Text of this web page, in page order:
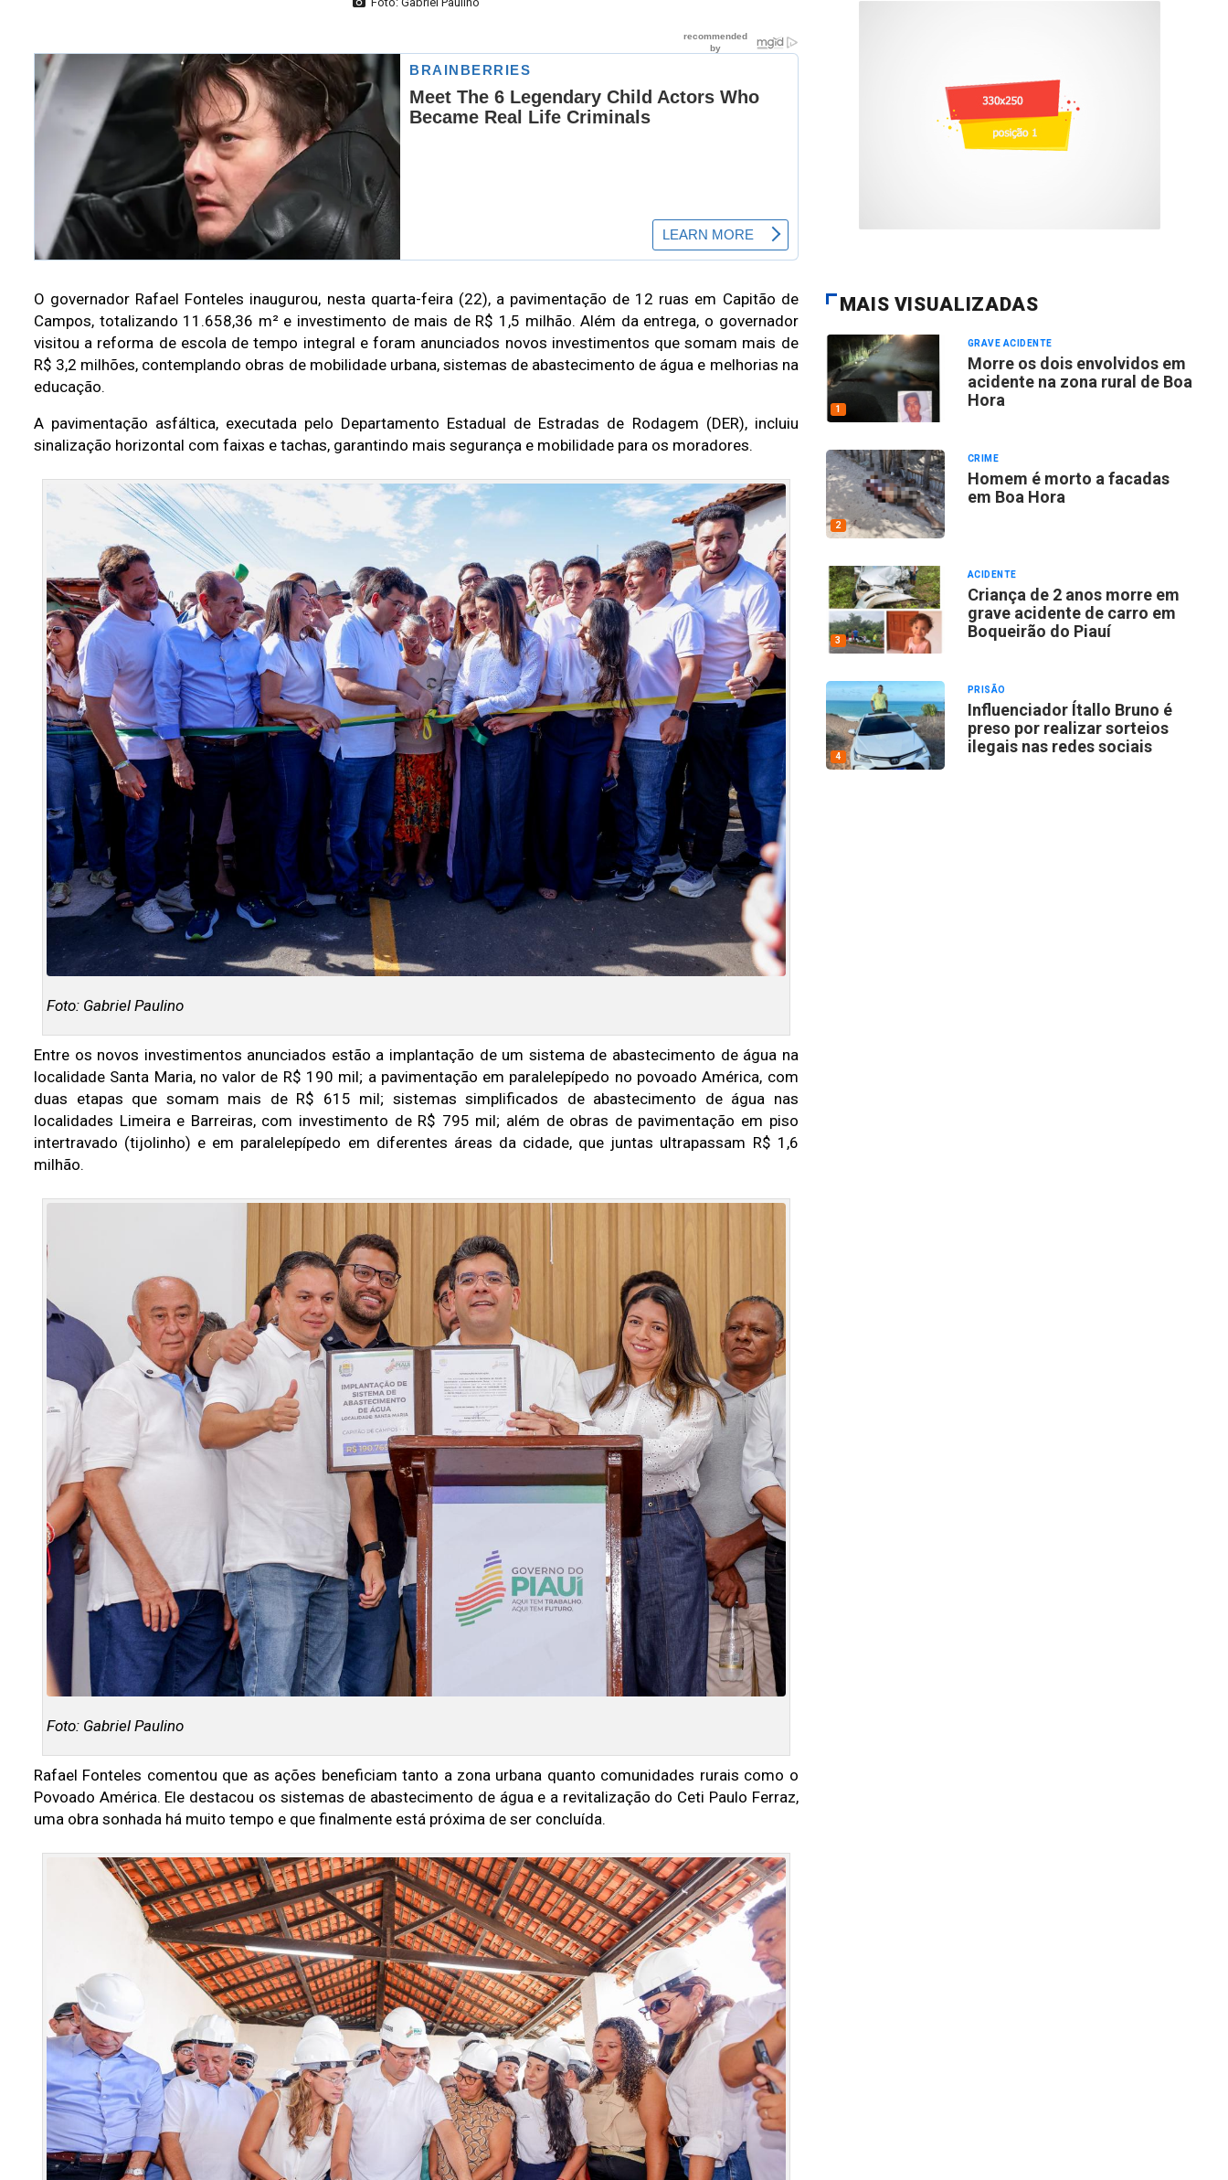
O governador Rafael Fonteles inaugurou, nesta quarta-feira (22), a pavimentação de 12 ruas em Capitão de
Campos, totalizando 11.658,36 m² e investimento de mais de R$ 1,5 milhão. Além da entrega, o governador
visitou a reforma de escola de tempo integral e foram anunciados novos investimentos que somam mais de
R$ 3,2 milhões, contemplando obras de mobilidade urbana, sistemas de abastecimento de água e melhorias na
educação.
A pavimentação asfáltica, executada pelo Departamento Estadual de Estradas de Rodagem (DER), incluiu
sinalização horizontal com faixas e tachas, garantindo mais segurança e mobilidade para os moradores.
Foto: Gabriel Paulino
Entre os novos investimentos anunciados estão a implantação de um sistema de abastecimento de água na
localidade Santa Maria, no valor de R$ 190 mil; a pavimentação em paralelepípedo no povoado América, com
duas etapas que somam mais de R$ 615 mil; sistemas simplificados de abastecimento de água nas
localidades Limeira e Barreiras, com investimento de R$ 795 mil; além de obras de pavimentação em piso
intertravado (tijolinho) e em paralelepípedo em diferentes áreas da cidade, que juntas ultrapassam R$ 1,6
milhão.
Foto: Gabriel Paulino
Rafael Fonteles comentou que as ações beneficiam tanto a zona urbana quanto comunidades rurais como o
Povoado América. Ele destacou os sistemas de abastecimento de água e a revitalização do Ceti Paulo Ferraz,
uma obra sonhada há muito tempo e que finalmente está próxima de ser concluída.
MAIS VISUALIZADAS
1
GRAVE ACIDENTE
Morre os dois envolvidos em
acidente na zona rural de Boa
Hora
2
CRIME
Homem é morto a facadas
em Boa Hora
3
ACIDENTE
Criança de 2 anos morre em
grave acidente de carro em
Boqueirão do Piauí
4
PRISÃO
Influenciador Ítallo Bruno é
preso por realizar sorteios
ilegais nas redes sociais